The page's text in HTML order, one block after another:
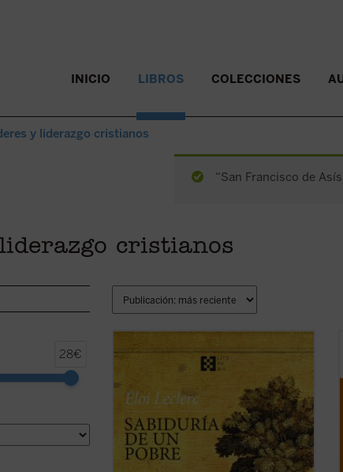
INICIO LIBROS COLECCIONES
y liderazgo cristianos
“San Francisco de
cristianos
28€
No se trata de un tratado ni de una
biografía al uso, sino de una narración
profundamente fiel, invita a recorrer la
experiencia franciscana como una
historia viva y cercana.
Esta edición ofrece una nueva ... (ver
ficha)